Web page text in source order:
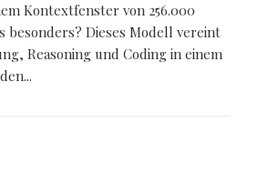
Kontextfenster von 256.000
besonders? Dieses Modell vereint
Reasoning und Coding in einem